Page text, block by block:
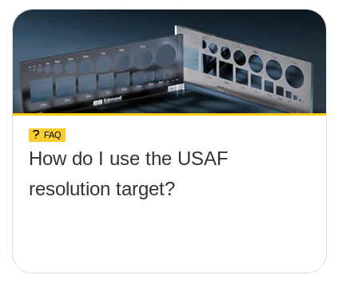
FAQ
How do I use the USAF
resolution target?